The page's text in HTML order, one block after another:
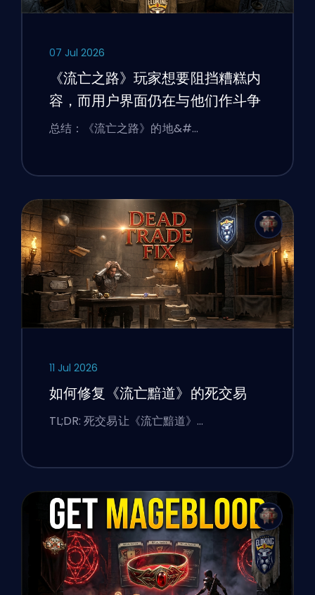
07 Jul 2026
《流亡之路》玩家想要阻挡糟糕内
容，而用户界面仍在与他们作斗争
总结：《流亡之路》的地&#…
11 Jul 2026
如何修复《流亡黯道》的死交易
TL;DR: 死交易让《流亡黯道》…